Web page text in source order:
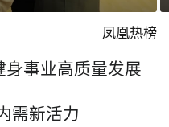
凤凰热榜
身事业高质量发展
需新活力